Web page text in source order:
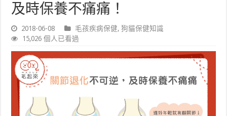
及時保養不痛痛！
2018-06-08 毛孩疾病保健,狗貓保健知識
15,026 個人已看過